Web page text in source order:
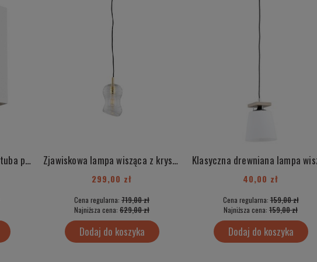
Lampa sufitowa downlight tuba plafon metalowa kwadrat kubik biała pojedyncza GU10 Subotica 3087 Zjawiskowa lampa wisząca z kryształu WARNA 4742
299,00 zł
Cena regularna: 719,00 zł
Najniższa cena: 629,00 zł
Dodaj do koszyka
40,00 zł
Cena regularna:159,00 zł
Najniższa cena: 159,00 zł
Dodaj do koszyka